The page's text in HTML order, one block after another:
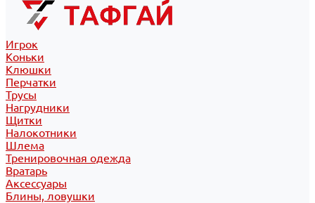
Игрок
Коньки
Клюшки
Перчатки
Трусы
Нагрудники
Щитки
Налокотники
Шлема
Тренировочная одежда
Вратарь
Аксессуары
Блины, ловушки